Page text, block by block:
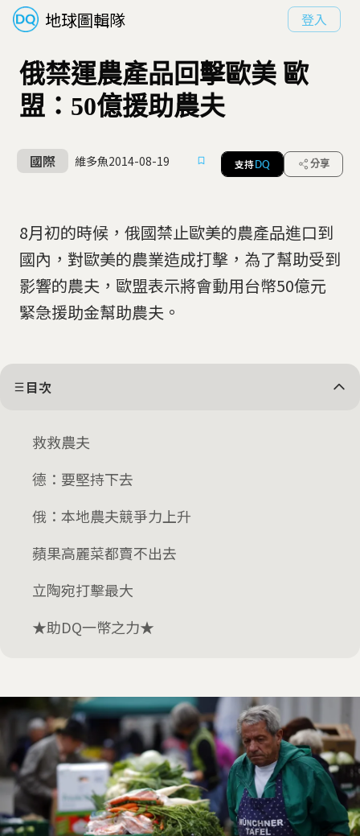
地球圖輯隊 登入
俄禁運農產品回擊歐美 歐
盟：50億援助農夫
國際 維多魚2014-08-19 支持 DQ 分享
8月初的時候，俄國禁止歐美的農產品進口到
國內，對歐美的農業造成打擊，為了幫助受到
影響的農夫，歐盟表示將會動用台幣50億元
緊急援助金幫助農夫。
目次
救救農夫
德：要堅持下去
俄：本地農夫競爭力上升
蘋果高麗菜都賣不出去
立陶宛打擊最大
★助DQ一幣之力★